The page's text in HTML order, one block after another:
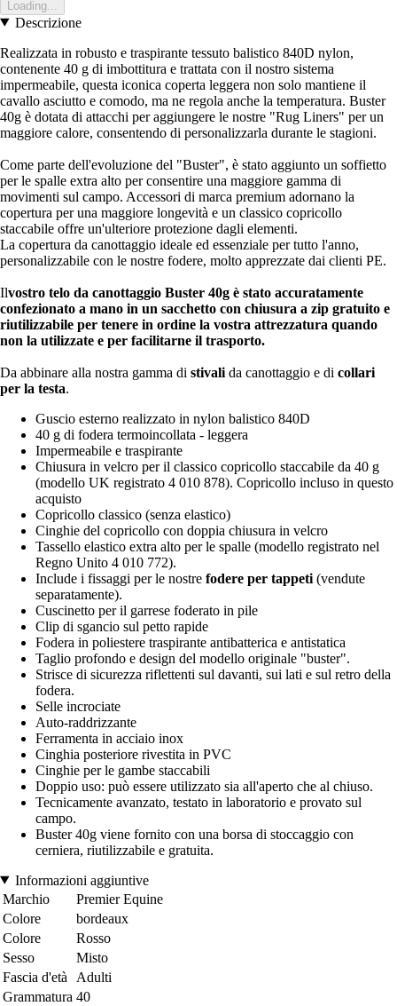
Loading...
Descrizione
Realizzata in robusto e traspirante tessuto balistico 840D nylon,
contenente 40 g di imbottitura e trattata con il nostro sistema
impermeabile, questa iconica coperta leggera non solo mantiene il
cavallo asciutto e comodo, ma ne regola anche la temperatura. Buster
40g è dotata di attacchi per aggiungere le nostre "Rug Liners" per un
maggiore calore, consentendo di personalizzarla durante le stagioni.
Come parte dell'evoluzione del "Buster", è stato aggiunto un soffietto
per le spalle extra alto per consentire una maggiore gamma di
movimenti sul campo. Accessori di marca premium adornano la
copertura per una maggiore longevità e un classico copricollo
staccabile offre un'ulteriore protezione dagli elementi.
La copertura da canottaggio ideale ed essenziale per tutto l'anno,
personalizzabile con le nostre fodere, molto apprezzate dai clienti PE.
Ilvostro telo da canottaggio Buster 40g è stato accuratamente
confezionato a mano in un sacchetto con chiusura a zip gratuito e
riutilizzabile per tenere in ordine la vostra attrezzatura quando
non la utilizzate e per facilitarne il trasporto.
Da abbinare alla nostra gamma di stivali da canottaggio e di collari
per la testa.
Guscio esterno realizzato in nylon balistico 840D
40 g di fodera termoincollata - leggera
Impermeabile e traspirante
Chiusura in velcro per il classico copricollo staccabile da 40 g
(modello UK registrato 4 010 878). Copricollo incluso in questo
acquisto
Copricollo classico (senza elastico)
Cinghie del copricollo con doppia chiusura in velcro
Tassello elastico extra alto per le spalle (modello registrato nel
Regno Unito 4 010 772).
Include i fissaggi per le nostre fodere per tappeti (vendute
separatamente).
Cuscinetto per il garrese foderato in pile
Clip di sgancio sul petto rapide
Fodera in poliestere traspirante antibatterica e antistatica
Taglio profondo e design del modello originale "buster".
Strisce di sicurezza riflettenti sul davanti, sui lati e sul retro della
fodera.
Selle incrociate
Auto-raddrizzante
Ferramenta in acciaio inox
Cinghia posteriore rivestita in PVC
Cinghie per le gambe staccabili
Doppio uso: può essere utilizzato sia all'aperto che al chiuso.
Tecnicamente avanzato, testato in laboratorio e provato sul
campo.
Buster 40g viene fornito con una borsa di stoccaggio con
cerniera, riutilizzabile e gratuita.
Informazioni aggiuntive
Marchio
Premier Equine
Colore
bordeaux
Colore
Rosso
Sesso
Misto
Fascia d'età
Adulti
Grammatura 40